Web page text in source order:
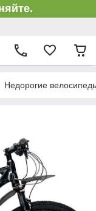
Недорогие